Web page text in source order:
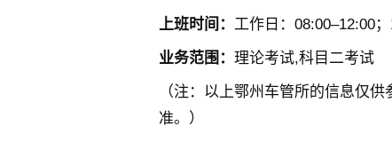
上班时间： 工作日：08:00–12:00
业务范围： 理论考试,科目二考试
（注：以上鄂州车管所的信息仅
准。）